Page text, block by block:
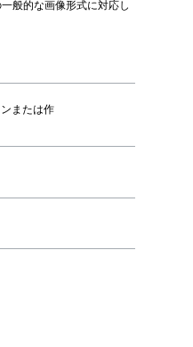
般的な画像形式に対応し
または作